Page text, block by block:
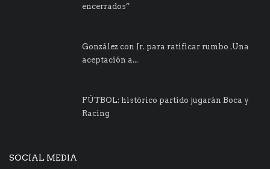
encerrados”
González con Jr. para ratificar rumbo .Una
aceptación a...
FÚTBOL: histórico partido jugarán Boca y
Racing
SOCIAL MEDIA